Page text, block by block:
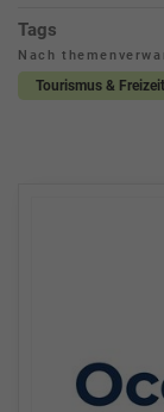
Tags
Nach
Tourismus & Freizeit